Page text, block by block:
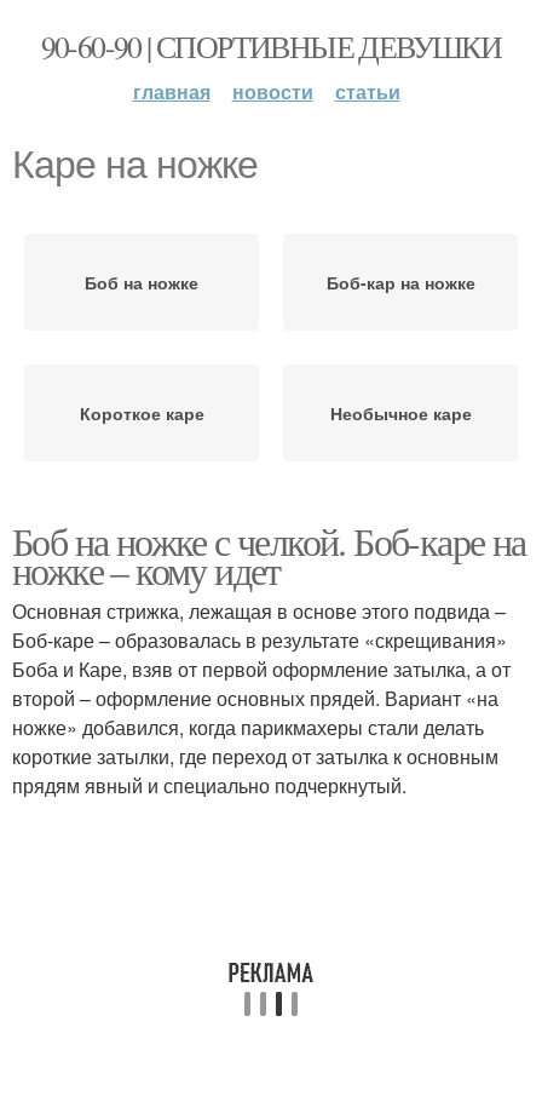
90-60-90 | СПОРТИВНЫЕ ДЕВУШКИ
главная новости статьи
Каре на ножке
Боб на ножке Боб-кар на ножке
Короткое каре Необычное каре
Боб на ножке с челкой. Боб-каре на
ножке – кому идет
Основная стрижка, лежащая в основе этого подвида –
Боб-каре – образовалась в результате «скрещивания»
Боба и Каре, взяв от первой оформление затылка, а от
второй – оформление основных прядей. Вариант «на
ножке» добавился, когда парикмахеры стали делать
короткие затылки, где переход от затылка к основным
прядям явный и специально подчеркнутый.